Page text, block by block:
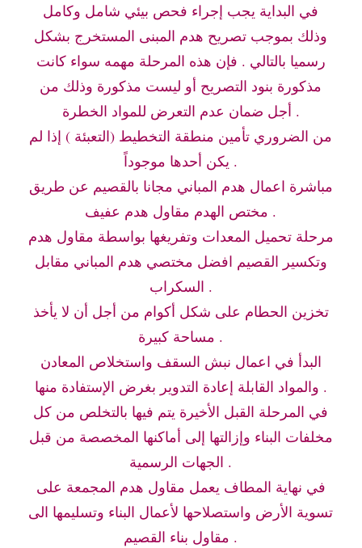
في البداية يجب إجراء فحص بيئي شامل وكامل
وذلك بموجب تصريح هدم المبنى المستخرج بشكل
رسميا بالتالي . فإن هذه المرحلة مهمه سواء كانت
مذكورة بنود التصريح أو ليست مذكورة وذلك من
أجل ضمان عدم التعرض للمواد الخطرة .
من الضروري تأمين منطقة التخطيط (التعبئة ) إذا لم
يكن أحدها موجوداً .
مباشرة اعمال هدم المباني مجانا بالقصيم عن طريق
مختص الهدم مقاول هدم عفيف .
مرحلة تحميل المعدات وتفريغها بواسطة مقاول هدم
وتكسير القصيم افضل مختصي هدم المباني مقابل
السكراب .
تخزين الحطام على شكل أكوام من أجل أن لا يأخذ
مساحة كبيرة .
البدأ في اعمال نبش السقف واستخلاص المعادن
والمواد القابلة إعادة التدوير بغرض الإستفادة منها .
في المرحلة القبل الأخيرة يتم فيها بالتخلص من كل
مخلفات البناء وإزالتها إلى أماكنها المخصصة من قبل
الجهات الرسمية .
في نهاية المطاف يعمل مقاول هدم المجمعة على
تسوية الأرض واستصلاحها لأعمال البناء وتسليمها الى
مقاول بناء القصيم .